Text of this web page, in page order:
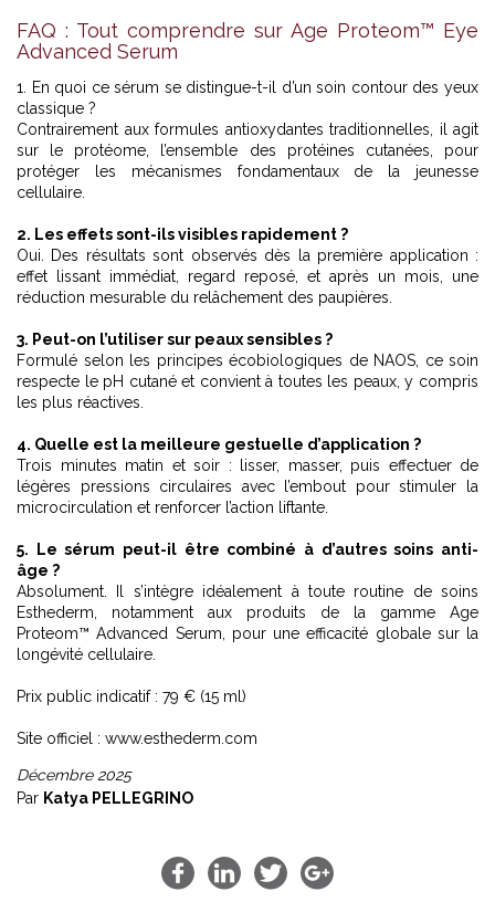
FAQ : Tout comprendre sur Age Proteom™ Eye
Advanced Serum
1. En quoi ce sérum se distingue-t-il d’un soin contour des yeux
classique ?
Contrairement aux formules antioxydantes traditionnelles, il agit
sur le protéome, l’ensemble des protéines cutanées, pour
protéger les mécanismes fondamentaux de la jeunesse
cellulaire.
2. Les effets sont-ils visibles rapidement ?
Oui. Des résultats sont observés dès la première application :
effet lissant immédiat, regard reposé, et après un mois, une
réduction mesurable du relâchement des paupières.
3. Peut-on l’utiliser sur peaux sensibles ?
Formulé selon les principes écobiologiques de NAOS, ce soin
respecte le pH cutané et convient à toutes les peaux, y compris
les plus réactives.
4. Quelle est la meilleure gestuelle d’application ?
Trois minutes matin et soir : lisser, masser, puis effectuer de
légères pressions circulaires avec l’embout pour stimuler la
microcirculation et renforcer l’action liftante.
5. Le sérum peut-il être combiné à d’autres soins anti-
âge ?
Absolument. Il s’intègre idéalement à toute routine de soins
Esthederm, notamment aux produits de la gamme Age
Proteom™ Advanced Serum, pour une efficacité globale sur la
longévité cellulaire.
Prix public indicatif : 79 € (15 ml)
Site officiel : www.esthederm.com
Décembre 2025
Par Katya PELLEGRINO